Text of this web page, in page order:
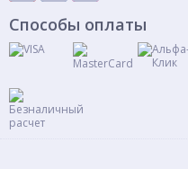
Способы оплаты